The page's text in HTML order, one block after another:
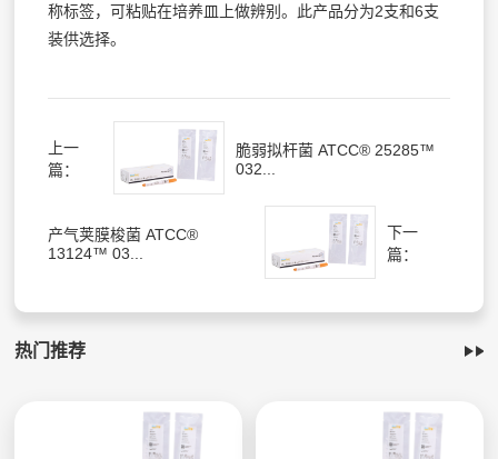
称标签，可粘贴在培养皿上做辨别。此产品分为2支和6支
装供选择。
上一
篇：
脆弱拟杆菌 ATCC® 25285™
032...
产气荚膜梭菌 ATCC®
13124™ 03...
下一
篇：
热门推荐